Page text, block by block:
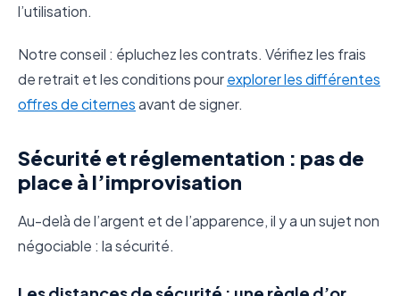
l’utilisation.
Notre conseil : épluchez les contrats. Vérifiez les frais
de retrait et les conditions pourexplorer les différentes
offres de citernesavant de signer.
Sécurité et réglementation : pas de
place à l’improvisation
Au-delà de l’argent et de l’apparence, il y a un sujet non
négociable : la sécurité.